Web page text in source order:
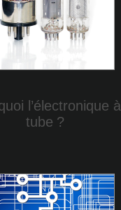
l’électronique à
tube ?